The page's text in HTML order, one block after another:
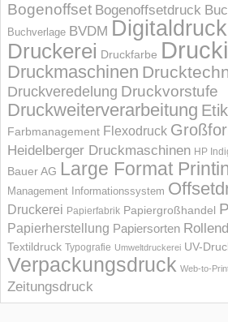
Bogenoffset Bogenoffsetdruck
Buchverlage BVDM Digitaldruck
Druckerei Druckfarbe
Druckmaschinen
Druckveredelung Druckvorstufe
Druckweiterverarbeitung
Farbmanagement Flexodruck
Heidelberger Druckmaschinen HP
Bauer AG Large Format
Management Informations­system
Druckerei Papierfabrik Papiergroßhandel
Papierherstellung Papiersorten
Textildruck Typografie Umweltdruckerei UV-
Verpackungsdruck Web-to-
Zeitungsdruck